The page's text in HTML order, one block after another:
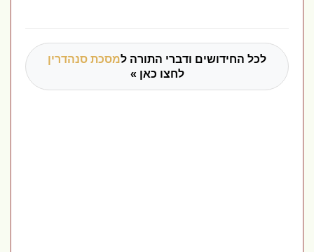
לכל החידושים ודברי התורה למסכת סנהדרין
לחצו כאן »